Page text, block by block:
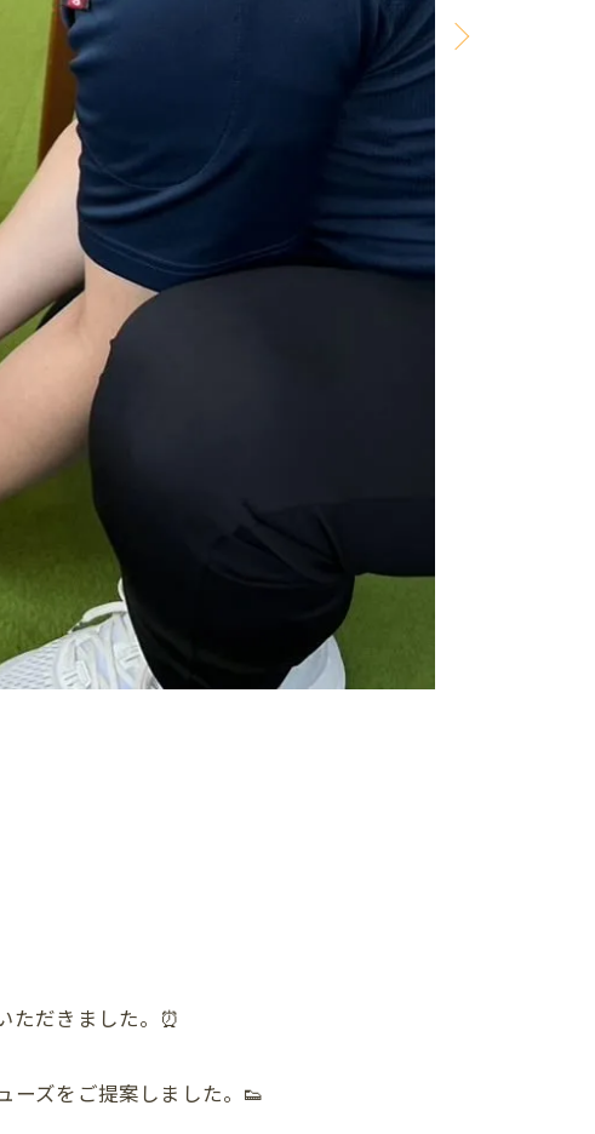
ただきました。⏰
ーズをご提案しました。👟